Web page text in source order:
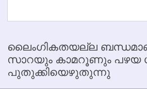
ലൈംഗികതയല്ല
സാറയും കാമറൂണും പഴയ
പുതുക്കിയെഴുതുന്നു